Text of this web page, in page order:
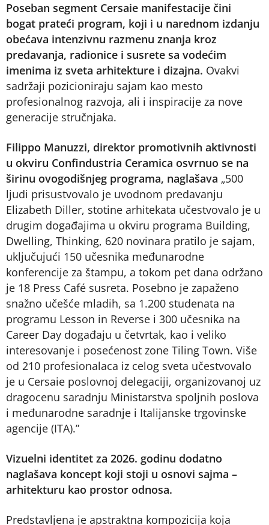
Poseban segment Cersaie manifestacije čini
bogat prateći program, koji i u narednom izdanju
obećava intenzivnu razmenu znanja kroz
predavanja, radionice i susrete sa vodećim
imenima iz sveta arhitekture i dizajna. Ovakvi
sadržaji pozicioniraju sajam kao mesto
profesionalnog razvoja, ali i inspiracije za nove
generacije stručnjaka.
Filippo Manuzzi, direktor promotivnih aktivnosti
u okviru Confindustria Ceramica osvrnuo se na
širinu ovogodišnjeg programa, naglašava „500
ljudi prisustvovalo je uvodnom predavanju
Elizabeth Diller, stotine arhitekata učestvovalo je u
drugim događajima u okviru programa Building,
Dwelling, Thinking, 620 novinara pratilo je sajam,
uključujući 150 učesnika međunarodne
konferencije za štampu, a tokom pet dana održano
je 18 Press Café susreta. Posebno je zapaženo
snažno učešće mladih, sa 1.200 studenata na
programu Lesson in Reverse i 300 učesnika na
Career Day događaju u četvrtak, kao i veliko
interesovanje i posećenost zone Tiling Town. Više
od 210 profesionalaca iz celog sveta učestvovalo
je u Cersaie poslovnoj delegaciji, organizovanoj uz
dragocenu saradnju Ministarstva spoljnih poslova
i međunarodne saradnje i Italijanske trgovinske
agencije (ITA).”
Vizuelni identitet za 2026. godinu dodatno
naglašava koncept koji stoji u osnovi sajma –
arhitekturu kao prostor odnosa.
Predstavljena je apstraktna kompozicija koja